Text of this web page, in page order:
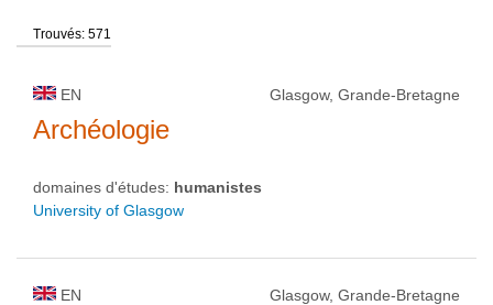
qualification
type d'université
statut d'université
Trouvés: 571
EN Glasgow, Grande-Bretagne
Archéologie
domaines d'études: humanistes
University of Glasgow
EN Glasgow, Grande-Bretagne